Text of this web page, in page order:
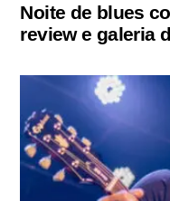
Noite de blues
review e galeria